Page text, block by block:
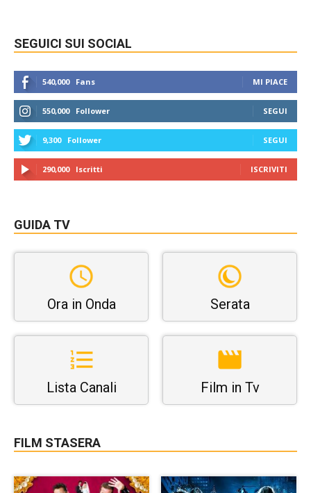
SEGUICI SUI SOCIAL
540,000 Fans MI PIACE
550,000 Follower SEGUI
9,300 Follower SEGUI
290,000 Iscritti ISCRIVITI
GUIDA TV
Ora in Onda Serata
Lista Canali Film in Tv
FILM STASERA